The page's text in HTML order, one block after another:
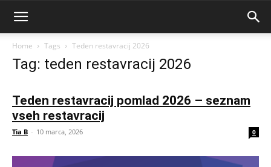
Home Tags Teden restavracij 2026
Tag: teden restavracij 2026
Teden restavracij pomlad 2026 – seznam
vseh restavracij
Tia B - 10 marca, 2026 0